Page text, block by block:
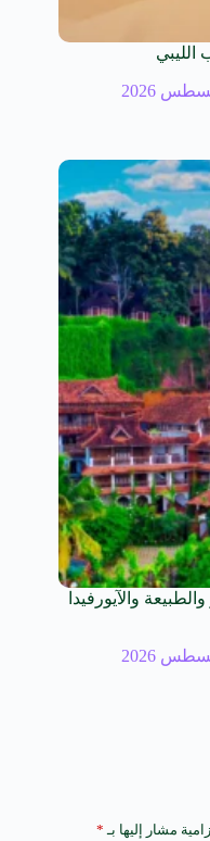
والآيورفيدا
مشار إليها بـ *